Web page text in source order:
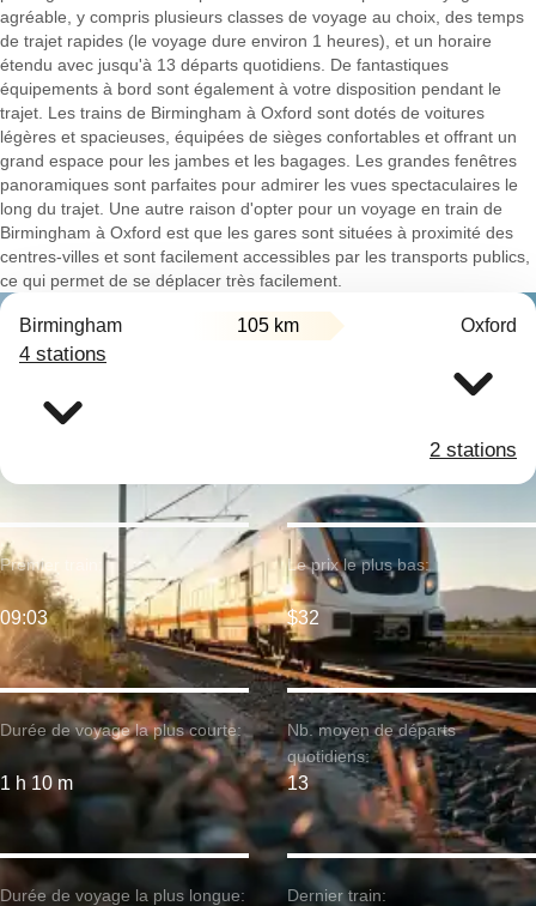
agréable, y compris plusieurs classes de voyage au choix, des temps
de trajet rapides (le voyage dure environ 1 heures), et un horaire
étendu avec jusqu'à 13 départs quotidiens. De fantastiques
équipements à bord sont également à votre disposition pendant le
trajet. Les trains de Birmingham à Oxford sont dotés de voitures
légères et spacieuses, équipées de sièges confortables et offrant un
grand espace pour les jambes et les bagages. Les grandes fenêtres
panoramiques sont parfaites pour admirer les vues spectaculaires le
long du trajet. Une autre raison d'opter pour un voyage en train de
Birmingham à Oxford est que les gares sont situées à proximité des
centres-villes et sont facilement accessibles par les transports publics,
ce qui permet de se déplacer très facilement.
Birmingham 105 km Oxford
4 stations
2 stations
Durée de voyage la plus courte:
1 h 10 m
Premier train:
09:03
Durée de voyage la plus longue:
Le prix le plus bas:
$32
Nb. moyen de départs
quotidiens:
13
Dernier train: